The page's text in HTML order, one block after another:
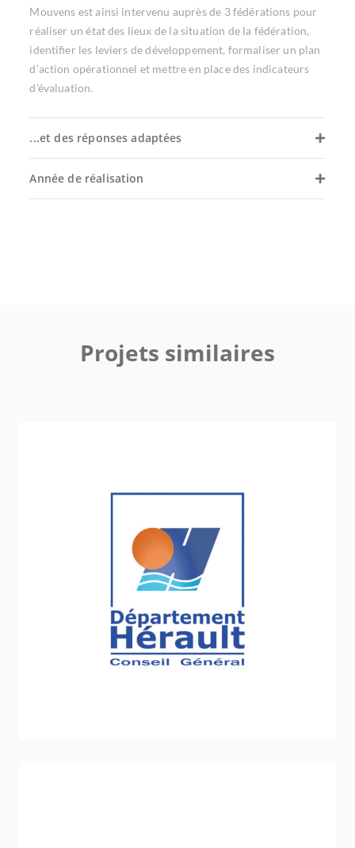
Mouvens est ainsi intervenu auprès de 3 fédérations pour
réaliser un état des lieux de la situation de la fédération,
identifier les leviers de développement, formaliser un plan
d’action opérationnel et mettre en place des indicateurs
d’évaluation.
...et des réponses adaptées
Année de réalisation
Projets similaires
Comité Départemental de l’Hérault​
Sport - Loisirs - Jeunesse